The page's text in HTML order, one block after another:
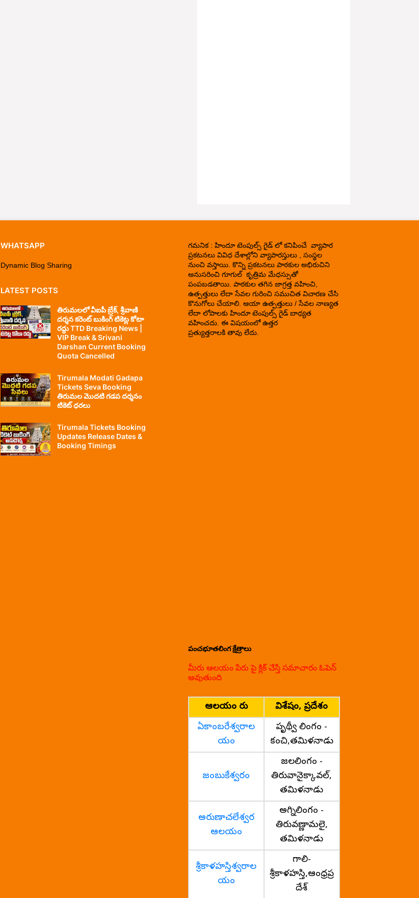
WHATSAPP
Dynamic Blog Sharing
LATEST POSTS
తిరుమలలో వీఐపీ బ్రేక్, శ్రీవాణి
దర్శన కరెంట్ బుకింగ్ టికెట్ల కోటా
రద్దు TTD Breaking News |
VIP Break & Srivani
Darshan Current Booking
Quota Cancelled
Tirumala Modati Gadapa
Tickets Seva Booking
తిరుమల మొదటి గడప దర్శనం
టికెట్ ధరలు
Tirumala Tickets Booking
Updates Release Dates &
Booking Timings
గమనిక : హిందూ టెంపుల్స్ గైడ్ లో కనిపించే వ్యాపార
ప్రకటనలు వివిధ దేశాల్లోని వ్యాపారస్తులు , సంస్థల
నుంచి వస్తాయి. కొన్ని ప్రకటనలు పాఠకుల అభిరుచిని
అనుసరించి గూగుల్ కృత్రిమ మేధస్సుతో
పంపబడతాయి. పాఠకుల తగిన జాగ్రత్త వహించి,
ఉత్పత్తులు లేదా సేవల గురించి సముచిత విచారణ చేసి
కొనుగోలు చేయాలి. ఆయా ఉత్పత్తులు / సేవల నాణ్యత
లేదా లోపాలకు హిందూ టెంపుల్స్ గైడ్ బాధ్యత
వహించదు. ఈ విషయంలో ఉత్తర
ప్రత్యుత్తరాలకి తావు లేదు.
పంచభూతలింగ క్షేత్రాలు
మీరు ఆలయం పేరు పై క్లిక్ చేస్తే సమాచారం ఓపెన్
అవుతుంది
ఆలయం పేరు
విశేషం, ప్రదేశం
ఏకాంబరేశ్వరాల
యం
పృథ్వీ లింగం -
కంచి,తమిళనాడు
జంబుకేశ్వరం
జలలింగం -
తిరువానైక్కావల్,
తమిళనాడు
అరుణాచలేశ్వర
ఆలయం
అగ్నిలింగం -
తిరువణ్ణామలై,
తమిళనాడు
శ్రీకాళహస్తిశ్వరాల
యం
గాలి-
శ్రీకాళహస్తి,ఆంధ్రప్ర
దేశ్